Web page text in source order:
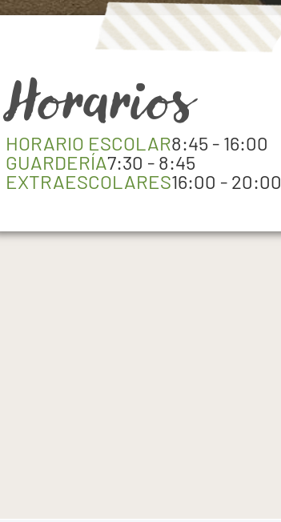
Horarios
HORARIO ESCOLAR8:45 - 16:00
GUARDERÍA7:30 - 8:45
EXTRAESCOLARES16:00 - 20:00